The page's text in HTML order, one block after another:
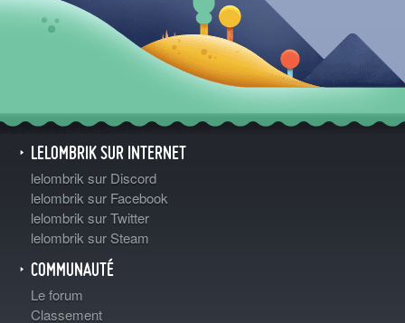
LELOMBRIK SUR INTERNET
lelombrik sur Discord
lelombrik sur Facebook
lelombrik sur Twitter
lelombrik sur Steam
COMMUNAUTÉ
Le forum
Classement